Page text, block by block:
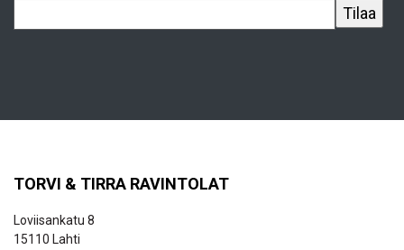
TORVI & TIRRA RAVINTOLAT
Loviisankatu 8
15110 Lahti